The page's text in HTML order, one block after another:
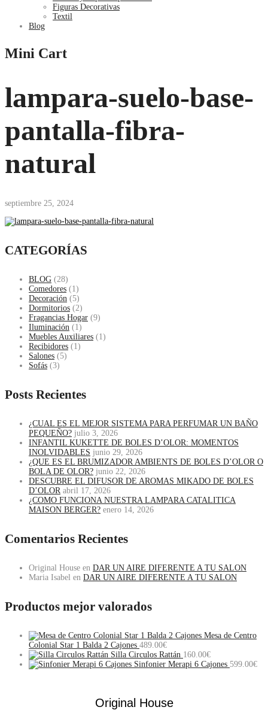
Figuras Decorativas
Textil
Blog
Mini Cart
lampara-suelo-base-
pantalla-fibra-
natural
septiembre 25, 2024
CATEGORÍAS
BLOG (28)
Comedores (1)
Decoración (5)
Dormitorios (2)
Fragancias Hogar (9)
Iluminación (1)
Muebles Auxiliares (1)
Recibidores (1)
Salones (5)
Sofás (3)
Posts Recientes
¿CUAL ES EL MEJOR SISTEMA PARA PERFUMAR UN BAÑO
PEQUEÑO? julio 3, 2026
INFANTIL KUKETTE DE BOLES D’OLOR: MOMENTOS
INOLVIDABLES junio 29, 2026
¿QUE ES EL BRUMIZADOR AMBIENTS DE BOLES D’OLOR O
BOLA DE OLOR? junio 22, 2026
DESCUBRE EL DIFUSOR DE AROMAS MIKADO DE BOLES
D’OLOR abril 17, 2026
¿COMO FUNCIONA NUESTRA LAMPARA CATALITICA
MAISON BERGER? enero 14, 2026
Comentarios Recientes
Original House en DAR UN AIRE DIFERENTE A TU SALON
Maria Isabel en DAR UN AIRE DIFERENTE A TU SALON
Productos mejor valorados
Mesa de Centro
Colonial Star 1 Balda 2 Cajones 489.00€
Silla Circulos Rattán 160.00€
Sinfonier Merapi 6 Cajones 599.00€
Original House